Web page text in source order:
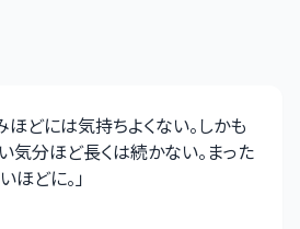
どには気持ちよくない。しかも
気分ほど長くは続かない。まった
ほどに。」